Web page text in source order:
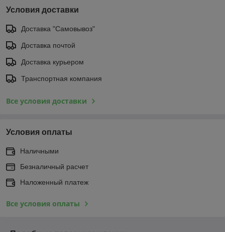
Условия доставки
Доставка "Самовывоз"
Доставка почтой
Доставка курьером
Транспортная компания
Все условия доставки
Условия оплаты
Наличными
Безналичный расчет
Наложенный платеж
Все условия оплаты